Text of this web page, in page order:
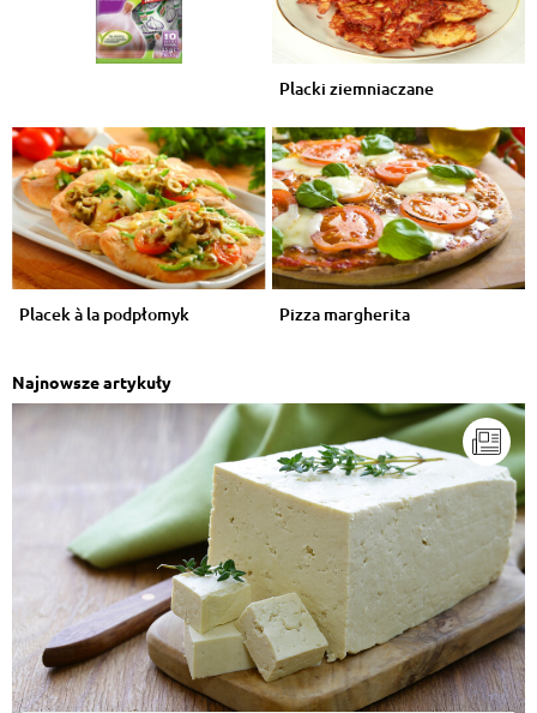
Placki ziemniaczane
Placek à la podpłomyk Pizza margherita
Najnowsze artykuły